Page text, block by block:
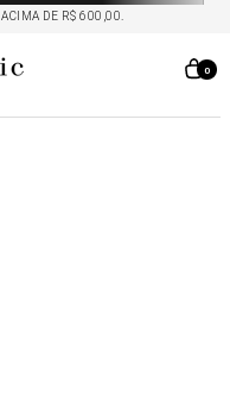
ACIMA DE R$ 600,00.
0